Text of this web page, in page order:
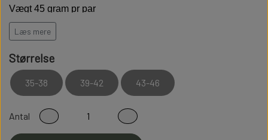
Vægt 45 gram pr par
Modstandsdygtige over for slid
Sidder perfekt på foden
100% Fnullerfri
Læs mere
Størrelse
35-38 39-42 43-46
Antal